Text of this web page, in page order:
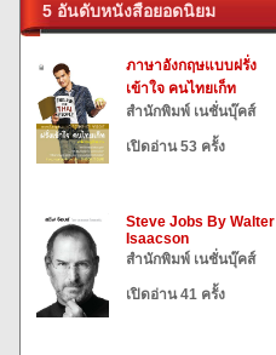
5 อันดับหนังสือยอดนิยม
ภาษาอังกฤษแบบฝรั่ง
เข้าใจ คนไทยเก็ท
สำนักพิมพ์ เนชั่นบุ๊คส์
เปิดอ่าน 53 ครั้ง
Steve Jobs By Walter
Isaacson
สำนักพิมพ์ เนชั่นบุ๊คส์
เปิดอ่าน 41 ครั้ง